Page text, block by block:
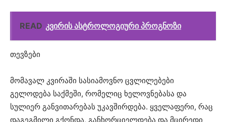
READ კვირის ასტროლოგიური პროგნოზი
თევზები
მომავალ კვირაში სასიამოვნო ცვლილებები
გელოდება საქმეში, რომელიც ხელოვნებასა და
სულიერ განვითარებას უკავშირდება. ყველაფერი, რაც
დაგეგმილი გქონდა, განხორციელდება და მცირედი